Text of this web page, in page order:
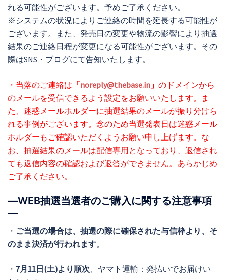
れる可能性がございます。予めご了承ください。
※システムの状況によりご連絡の時間を延長する可能性が
ございます。また、発売日の変更や物流の影響により抽選
結果のご連絡日程が変更になる可能性がございます。その
際はSNS・ブログにて告知いたします。
・当落のご連絡は 「noreply@thebase.in 」 のドメインから
のメールを受信できるよう設定をお願いいたします。
ま
た、迷惑メールホルダーに抽選結果のメールが振り分けら
れる事例がございます。念のため当選発表日は迷惑メール
ホルダーもご確認いただくようお願い申し上げます。 な
お、抽選結果のメールは配信専用となっており、返信され
ても返信内容の確認および返答ができません。あらかじめ
ご了承ください。
―WEB抽選当選者のご購入に関する注意事項
―
・ ご当選の場合は、抽選の際に確保された与信枠より、そ
のまま決済が行われます。
・ 7月11日(土)より順次、ヤマト運輸：発払いでお届けい